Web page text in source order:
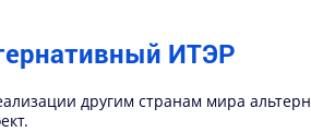
ИТЭР
другим странам мира